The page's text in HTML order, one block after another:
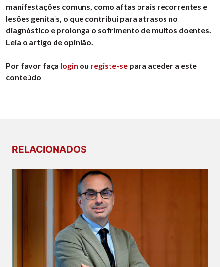
manifestações comuns, como aftas orais recorrentes e
lesões genitais, o que contribui para atrasos no
diagnóstico e prolonga o sofrimento de muitos doentes.
Leia o artigo de opinião.
Por favor faça login ou registe-se para aceder a este
conteúdo
RELACIONADOS